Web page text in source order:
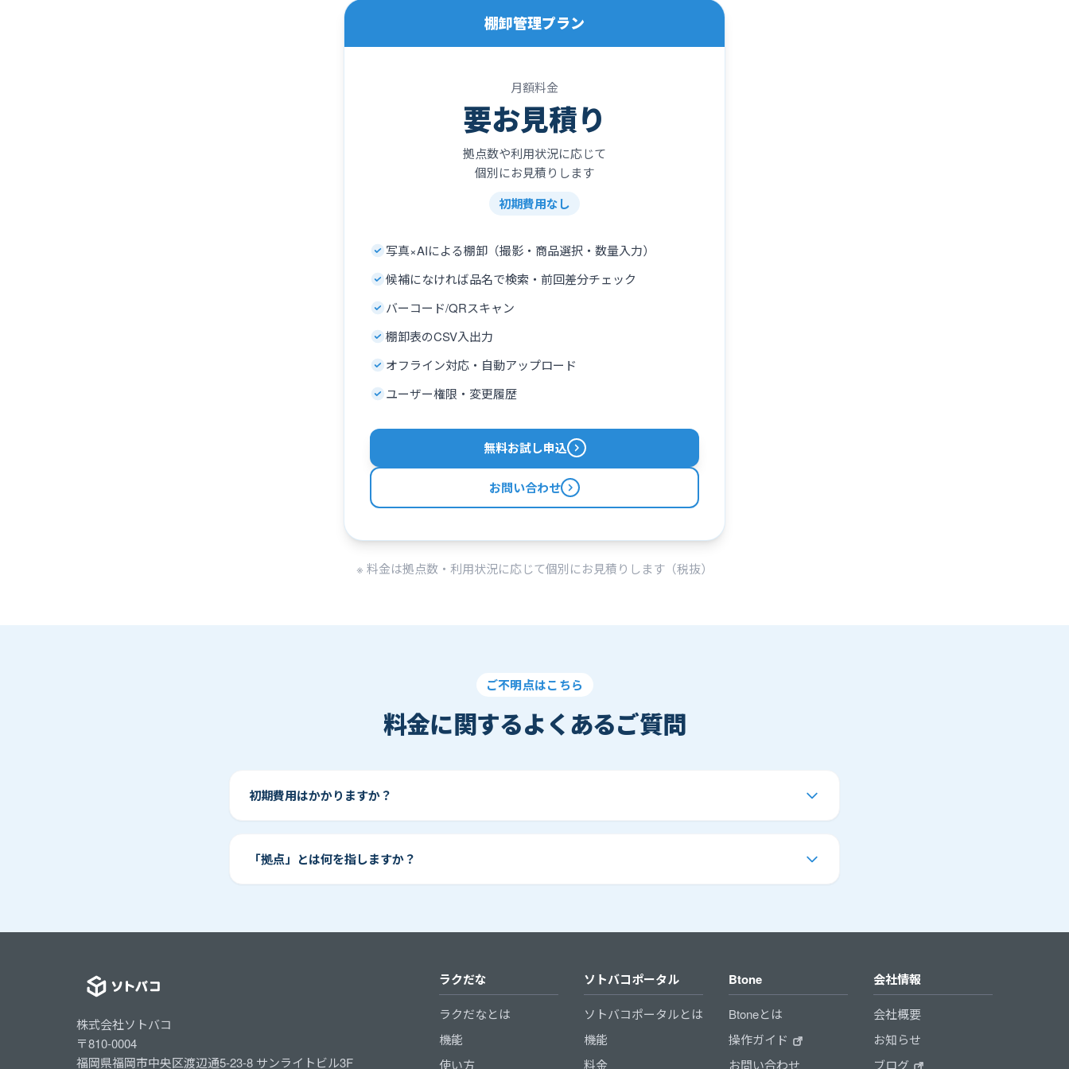
棚卸管理プラン
月額料金
要お見積り
拠点数や利用状況に応じて
個別にお見積りします
初期費用なし
写真×AIによる棚卸（撮影・商品選択・数量入力）
候補になければ品名で検索・前回差分チェック
バーコード/QRスキャン
棚卸表のCSV入出力
オフライン対応・自動アップロード
ユーザー権限・変更履歴
無料お試し申込
お問い合わせ
※ 料金は拠点数・利用状況に応じて個別にお見積りします（税抜）
ご不明点はこちら
料金に関するよくあるご質問
初期費用はかかりますか？
「拠点」とは何を指しますか？
株式会社ソトバコ
〒810-0004
福岡県福岡市中央区渡辺通5-23-8 サンライトビル3F
ラクだな
ラクだなとは
機能
使い方
ソトバコポータル
ソトバコポータルとは
機能
料金
Btone
Btoneとは
操作ガイド
お問い合わせ
会社情報
会社概要
お知らせ
ブログ